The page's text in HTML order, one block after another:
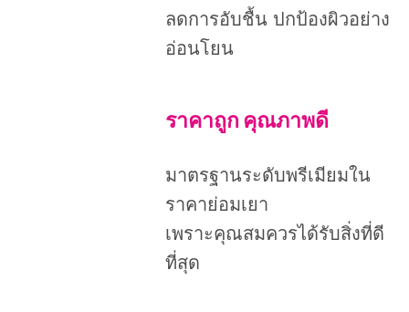
ลดการอับชื้น ปกป้องผิวอย่าง
อ่อนโยน
ราคาถูก คุณภาพดี
มาตรฐานระดับพรีเมียมใน
ราคาย่อมเยา
เพราะคุณสมควรได้รับสิ่งที่ดี
ที่สุด